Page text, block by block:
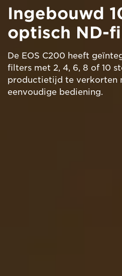
Ingebouwd
optisch ND-
De EOS C200 heeft
filters met 2, 4, 6, 8 of 10
productietijd te verkorten
eenvoudige bediening.